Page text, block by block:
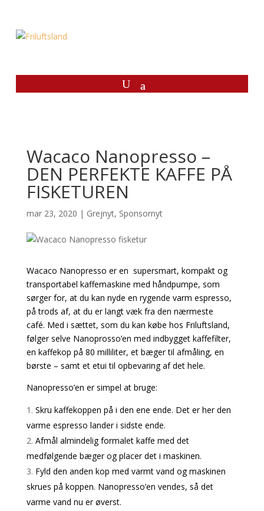
Wacaco Nanopresso –
DEN PERFEKTE KAFFE PÅ
FISKETUREN
mar 23, 2020 | Grejnyt, Sponsornyt
Wacaco Nanopresso er en supersmart, kompakt og
transportabel kaffemaskine med håndpumpe, som
sørger for, at du kan nyde en rygende varm espresso,
på trods af, at du er langt væk fra den nærmeste
café. Med i sættet, som du kan købe hos Friluftsland,
følger selve Nanoprosso’en med indbygget kaffefilter,
en kaffekop på 80 milliliter, et bæger til afmåling, en
børste – samt et etui til opbevaring af det hele.
Nanopresso’en er simpel at bruge:
Skru kaffekoppen på i den ene ende. Det er her den
varme espresso lander i sidste ende.
Afmål almindelig formalet kaffe med det
medfølgende bæger og placer det i maskinen.
Fyld den anden kop med varmt vand og maskinen
skrues på koppen. Nanopresso’en vendes, så det
varme vand nu er øverst.